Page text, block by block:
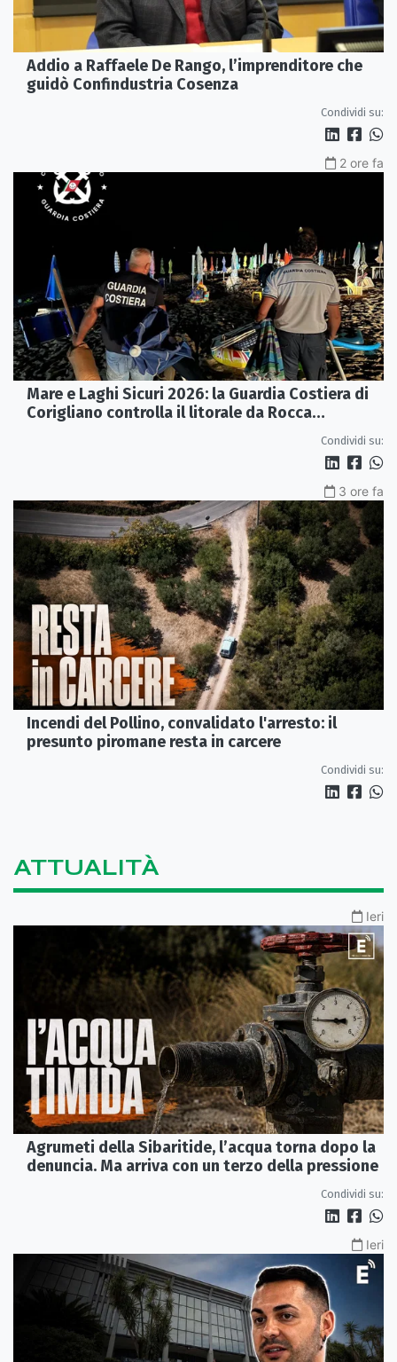
Addio a Raffaele De Rango, l’imprenditore che
guidò Confindustria Cosenza
Condividi su:
2 ore fa
Mare e Laghi Sicuri 2026: la Guardia Costiera di
Corigliano controlla il litorale da Rocca
Condividi su:
3 ore fa
Incendi del Pollino, convalidato l'arresto: il
presunto piromane resta in carcere
Condividi su:
ATTUALITÀ
Ieri
Agrumeti della Sibaritide, l’acqua torna dopo la
denuncia. Ma arriva con un terzo della pressione
Condividi su:
Ieri